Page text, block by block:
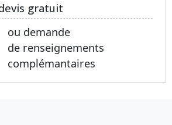
gratuit
ou demande
de renseignements
complémantaires